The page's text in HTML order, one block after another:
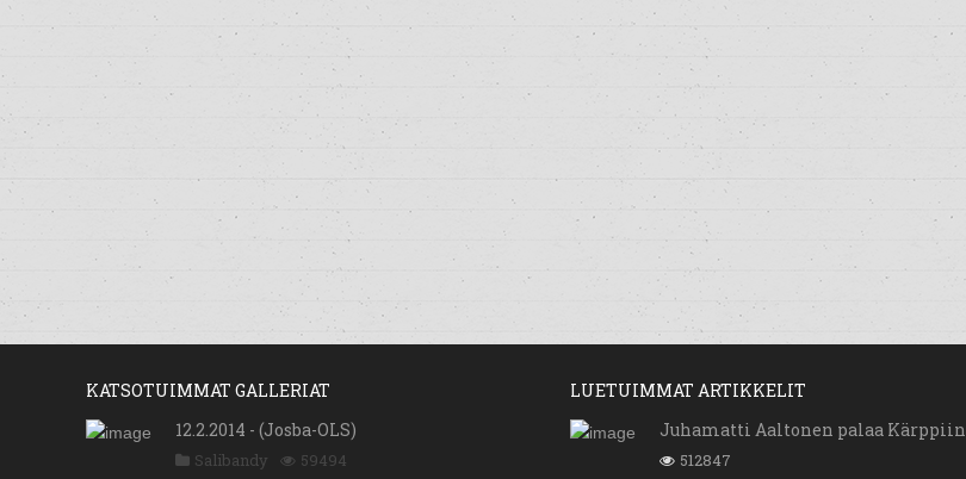
KATSOTUIMMAT GALLERIAT
12.2.2014 - (Josba-OLS)
Salibandy 59494
LUETUIMMAT ARTIKKELIT
Juhamatti Aaltonen palaa Kärppiin
512847